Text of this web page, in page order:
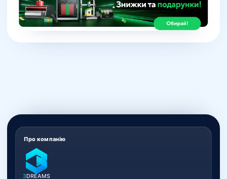
Про компанію
3DREAMS